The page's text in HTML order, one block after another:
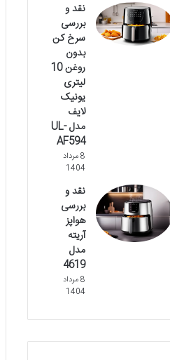
نقد و
بررسی
سرخ کن
بدون
روغن 10
لیتری
یونیک
لایف
مدل UL-
AF594
8 مرداد
1404
نقد و
بررسی
هواپز
آریته
مدل
4619
8 مرداد
1404